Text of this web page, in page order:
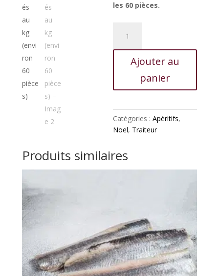
les 60 pièces.
Feuilletés
Ajouter au
panier
Catégories :Apéritifs,
Noel, Traiteur
Produits similaires